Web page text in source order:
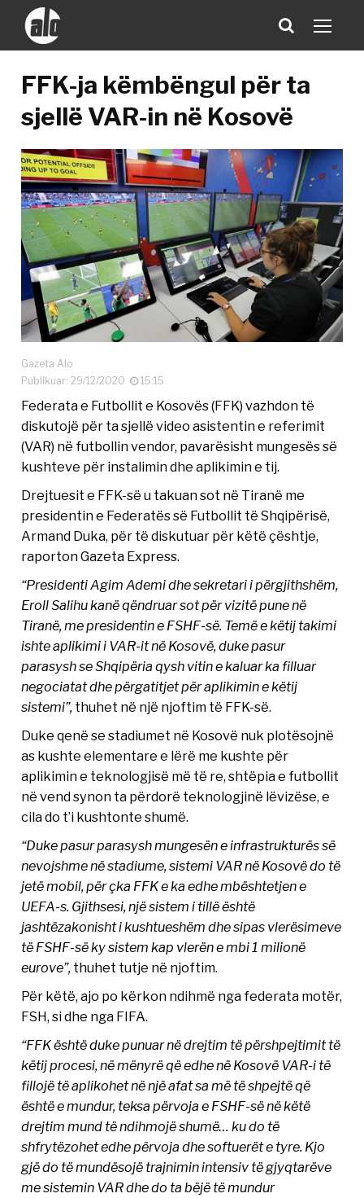
FFK-ja këmbëngul për ta
sjellë VAR-in në Kosovë
Gazeta Alo
Publikuar: 29/12/2020
15:15
Federata e Futbollit e Kosovës (FFK) vazhdon të
diskutojë për ta sjellë video asistentin e referimit
(VAR) në futbollin vendor, pavarësisht mungesës së
kushteve për instalimin dhe aplikimin e tij.
Drejtuesit e FFK-së u takuan sot në Tiranë me
presidentin e Federatës së Futbollit të Shqipërisë,
Armand Duka, për të diskutuar për këtë çështje,
raporton Gazeta Express.
“Presidenti Agim Ademi dhe sekretari i përgjithshëm,
Eroll Salihu kanë qëndruar sot për vizitë pune në
Tiranë, me presidentin e FSHF-së. Temë e këtij takimi
ishte aplikimi i VAR-it në Kosovë, duke pasur
parasysh se Shqipëria qysh vitin e kaluar ka filluar
negociatat dhe përgatitjet për aplikimin e këtij
sistemi”, thuhet në një njoftim të FFK-së.
Duke qenë se stadiumet në Kosovë nuk plotësojnë
as kushte elementare e lërë me kushte për
aplikimin e teknologjisë më të re, shtëpia e futbollit
në vend synon ta përdorë teknologjinë lëvizëse, e
cila do t’i kushtonte shumë.
“Duke pasur parasysh mungesën e infrastrukturës së
nevojshme në stadiume, sistemi VAR në Kosovë do të
jetë mobil, për çka FFK e ka edhe mbështetjen e
UEFA-s. Gjithsesi, një sistem i tillë është
jashtëzakonisht i kushtueshëm dhe sipas vlerësimeve
të FSHF-së ky sistem kap vlerën e mbi 1 milionë
eurove”, thuhet tutje në njoftim.
Për këtë, ajo po kërkon ndihmë nga federata motër,
FSH, si dhe nga FIFA.
“FFK është duke punuar në drejtim të përshpejtimit të
këtij procesi, në mënyrë që edhe në Kosovë VAR-i të
fillojë të aplikohet në një afat sa më të shpejtë që
është e mundur, teksa përvoja e FSHF-së në këtë
drejtim mund të ndihmojë shumë… ku do të
shfrytëzohet edhe përvoja dhe softuerët e tyre. Kjo
gjë do të mundësojë trajnimin intensiv të gjyqtarëve
me sistemin VAR dhe do ta bëjë të mundur